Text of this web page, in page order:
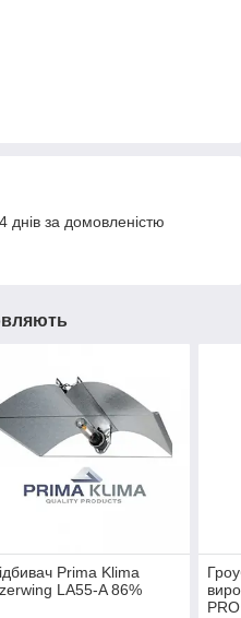
за домовленістю
Prima Klima
LA55-A 86%